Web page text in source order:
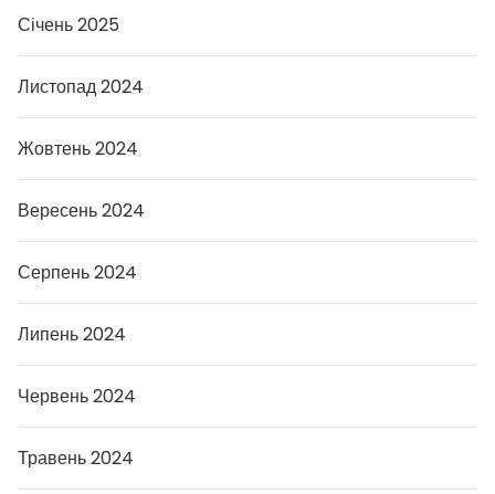
Січень 2025
Листопад 2024
Жовтень 2024
Вересень 2024
Серпень 2024
Липень 2024
Червень 2024
Травень 2024